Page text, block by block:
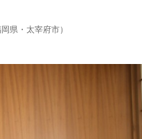
県・太宰府市）